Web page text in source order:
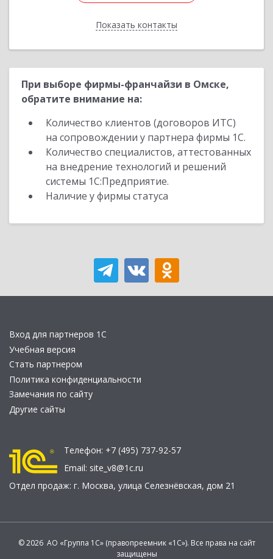
Показать контакты
Назад
При выборе фирмы-франчайзи в Омске,
обратите внимание на:
Количество клиентов (договоров ИТС)
на сопровождении у партнера фирмы 1С.
Количество специалистов, аттестованных
на внедрение технологий и решений
системы 1С:Предприятие.
Наличие у фирмы статуса
Вход для партнеров 1С
Учебная версия
Стать партнером
Политика конфиденциальности
Замечания по сайту
Другие сайты
Телефон: +7 (495) 737-92-57
Email: site_v8@1c.ru
Отдел продаж: г. Москва, улица Селезнёвская, дом 21
© 2026 АО «Группа 1С» (правопреемник «1С»). Все права на сайт
защищены